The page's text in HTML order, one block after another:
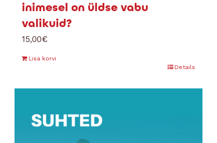
inimesel on üldse vabu
valikuid?
15,00€
Lisa korvi
Details